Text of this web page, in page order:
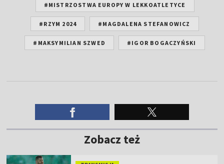
#MISTRZOSTWA EUROPY W LEKKOATLETYCE
#RZYM 2024 #MAGDALENA STEFANOWICZ
#MAKSYMILIAN SZWED #IGOR BOGACZYŃSKI
Zobacz też